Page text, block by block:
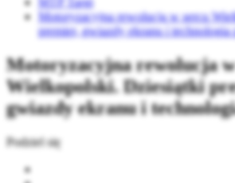
Motoryzacyjna rewolucja w sercu
premier, gwiazdy ekranu i technologia
Motoryzacyjna rewolucja
Wielkopolski. Dziesiątki
gwiazdy ekranu i
Podziel się